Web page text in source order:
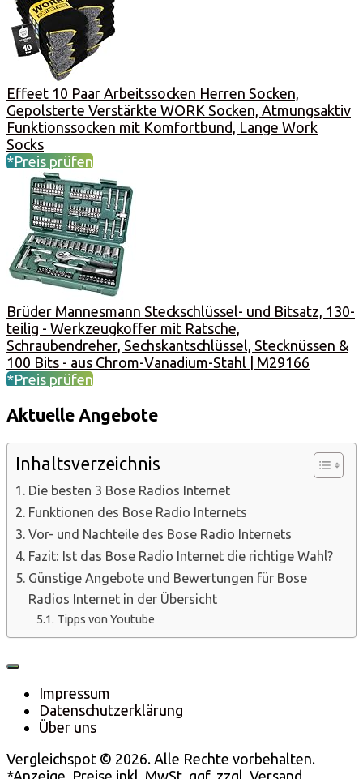
Effeet 10 Paar Arbeitssocken Herren Socken,
Gepolsterte Verstärkte WORK Socken, Atmungsaktiv
Funktionssocken mit Komfortbund, Lange Work
Socks
*Preis prüfen
Brüder Mannesmann Steckschlüssel- und Bitsatz, 130-
teilig - Werkzeugkoffer mit Ratsche,
Schraubendreher, Sechskantschlüssel, Stecknüssen &
100 Bits - aus Chrom-Vanadium-Stahl | M29166
*Preis prüfen
Aktuelle Angebote
Inhaltsverzeichnis
Die besten 3 Bose Radios Internet
Funktionen des Bose Radio Internets
Vor- und Nachteile des Bose Radio Internets
Fazit: Ist das Bose Radio Internet die richtige Wahl?
Günstige Angebote und Bewertungen für Bose
Radios Internet in der Übersicht
Tipps von Youtube
Impressum
Datenschutzerklärung
Über uns
Vergleichspot © 2026. Alle Rechte vorbehalten.
*Anzeige. Preise inkl. MwSt, ggf. zzgl. Versand.